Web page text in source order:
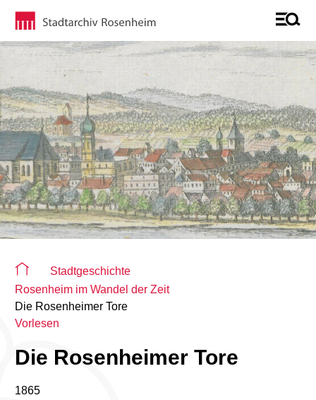
Sie befinden sich auf der Seite "Detailseite"
Stadtgeschichte
Rosenheim im Wandel der Zeit
Die Rosenheimer Tore
Vorlesen
Die Rosenheimer Tore
1865